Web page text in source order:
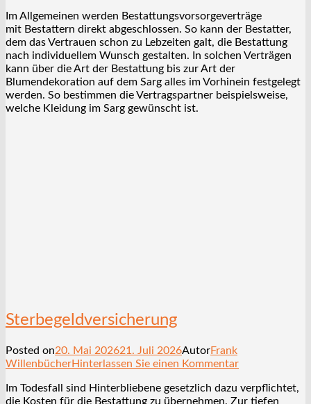
Im Allgemeinen werden Bestattungsvorsorgeverträge
mit Bestattern direkt abgeschlossen. So kann der Bestatter,
dem das Vertrauen schon zu Lebzeiten galt, die Bestattung
nach individuellem Wunsch gestalten. In solchen Verträgen
kann über die Art der Bestattung bis zur Art der
Blumendekoration auf dem Sarg alles im Vorhinein festgelegt
werden. So bestimmen die Vertragspartner beispielsweise,
welche Kleidung im Sarg gewünscht ist.
Sterbegeldversicherung
Posted on20. Mai 202621. Juli 2026AutorFrank
WillenbücherHinterlassen Sie einen Kommentar
Im Todesfall sind Hinterbliebene gesetzlich dazu verpflichtet,
die Kosten für die Bestattung zu übernehmen. Zur tiefen